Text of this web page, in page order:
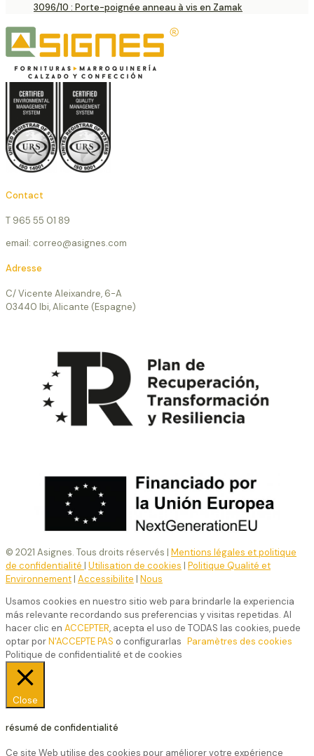
3096/10 : Porte-poignée anneau à vis en Zamak
Contact
T 965 55 01 89
email: correo@asignes.com
Adresse
C/ Vicente Aleixandre, 6-A
03440 Ibi, Alicante (Espagne)
© 2021 Asignes. Tous droits réservés | Mentions légales et politique
de confidentialité | Utilisation de cookies | Politique Qualité et
Environnement| Accessibilite | Nous
Usamos cookies en nuestro sitio web para brindarle la experiencia
más relevante recordando sus preferencias y visitas repetidas. Al
hacer clic en ACCEPTER, acepta el uso de TODAS las cookies, puede
optar porN'ACCEPTE PAS o configurarlas Paramètres des cookies
Politique de confidentialité et de cookies
Close
résumé de confidentialité
Ce site Web utilise des cookies pour améliorer votre expérience